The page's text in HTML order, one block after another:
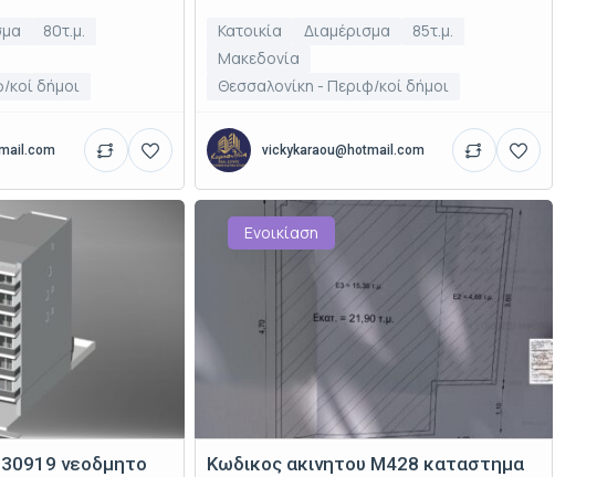
80τ.μ.
δήμοι
Κατοικία Διαμέρισμα
85τ.μ.
Μακεδονία
Θεσσαλονίκη - Περιφ/κοί δήμοι
vickykaraou@hotmail.com
νεοδμητο
Ενοικίαση
Κωδικος ακινητου Μ428 καταστημα